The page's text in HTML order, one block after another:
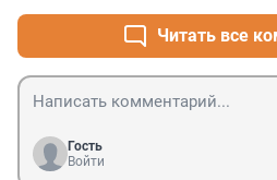
Читать все
Гость
Войти